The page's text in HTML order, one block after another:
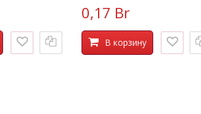
0,17 Br
В корзину